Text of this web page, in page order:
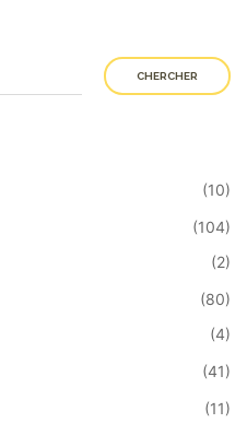
CHERCHER
(10)
(104)
(2)
(80)
(4)
(41)
(11)